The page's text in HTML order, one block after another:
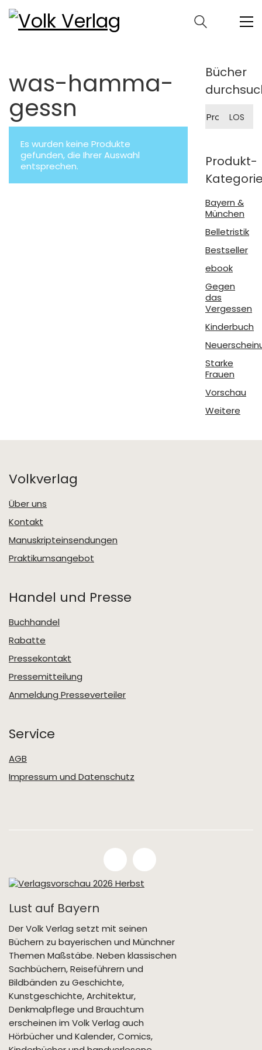
was-hamma-
gessn
Es wurden keine Produkte
gefunden, die Ihrer Auswahl
entsprechen.
Bücher
nach: LOS
Produkt-
Bayern &
München
Belletristik
Bestseller
ebook
Gegen
das
Vergessen
Kinderbuch
Starke
Frauen
Vorschau
Weitere
Volkverlag
Über uns
Kontakt
Manuskripteinsendungen
Praktikumsangebot
Handel und Presse
Buchhandel
Rabatte
Pressekontakt
Pressemitteilung
Anmeldung Presseverteiler
Service
AGB
Impressum und Datenschutz
Lust auf Bayern
Der Volk Verlag setzt mit seinen
Büchern zu bayerischen und Münchner
Themen Maßstäbe. Neben klassischen
Sachbüchern, Reiseführern und
Bildbänden zu Geschichte,
Kunstgeschichte, Architektur,
Denkmalpflege und Brauchtum
erscheinen im Volk Verlag auch
Hörbücher und Kalender, Comics,